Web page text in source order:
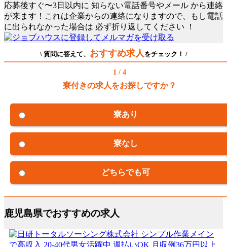
応募後すぐ〜3日以内に 知らない電話番号やメール から連絡
が来ます！これは企業からの連絡になりますので、もし電話
に出られなかった場合は 必ず折り返してください ！
\ 質問に答えて、 おすすめ求人 をチェック！ /
1 / 4
寮付きの求人をお探しですか？
寮あり
寮なし
どちらでも可
鹿児島県でおすすめの求人